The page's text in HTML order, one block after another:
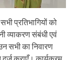
प्रतिभागियों को
व्याकरण संबंधी एवं
सभी का निवारण